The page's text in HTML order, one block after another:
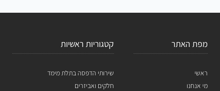
מפת האתר
ראשי
מי אנחנו
קטגוריות ראשיות
שירותי הדפסה בתלת מימד
חלקים ואביזרים